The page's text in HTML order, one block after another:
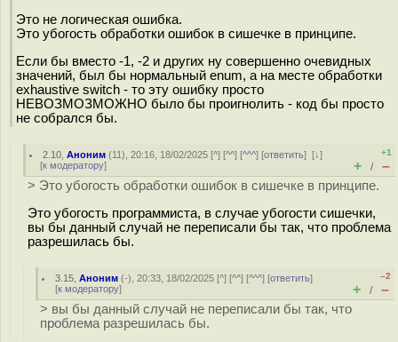
Это не логическая ошибка.
Это убогость обработки ошибок в сишечке в принципе.
Если бы вместо -1, -2 и других ну совершенно очевидных
значений, был бы нормальный enum, а на месте обработки
exhaustive switch - то эту ошибку просто
НЕВОЗМОЗМОЖНО было бы проигнолить - код бы просто
не собрался бы.
2.10 ,Аноним (11), 20:16, 18/02/2025 [^] [^^] [^^^] [ответить][↓]
[к модератору]
+1
+ / –
> Это убогость обработки ошибок в сишечке в принципе.
Это убогость программиста, в случае убогости сишечки,
вы бы данный случай не переписали бы так, что проблема
разрешилась бы.
3.15 ,Аноним (-), 20:33, 18/02/2025 [^] [^^] [^^^] [ответить]
[к модератору]
–2
+ / –
> вы бы данный случай не переписали бы так, что
проблема разрешилась бы.